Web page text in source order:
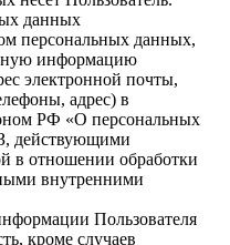
данных
персональных данных,
информацию
электронной почты,
адрес) в
РФ «О персональных
действующими
в отношении обработки
внутренними
Пользователя
кроме случаев